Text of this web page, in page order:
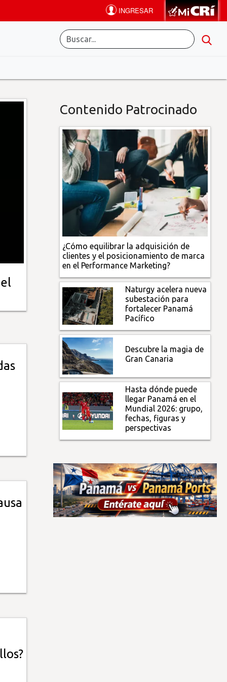
Contenido Patrocinado
¿Cómo equilibrar la adquisición de
clientes y el posicionamiento de marca
en el Performance Marketing?
Naturgy acelera nueva
subestación para
fortalecer Panamá
Pacífico
Descubre la magia de
Gran Canaria
Hasta dónde puede
llegar Panamá en el
Mundial 2026: grupo,
fechas, figuras y
perspectivas